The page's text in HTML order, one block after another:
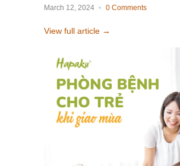
March 12, 2024 0 Comments
View full article →